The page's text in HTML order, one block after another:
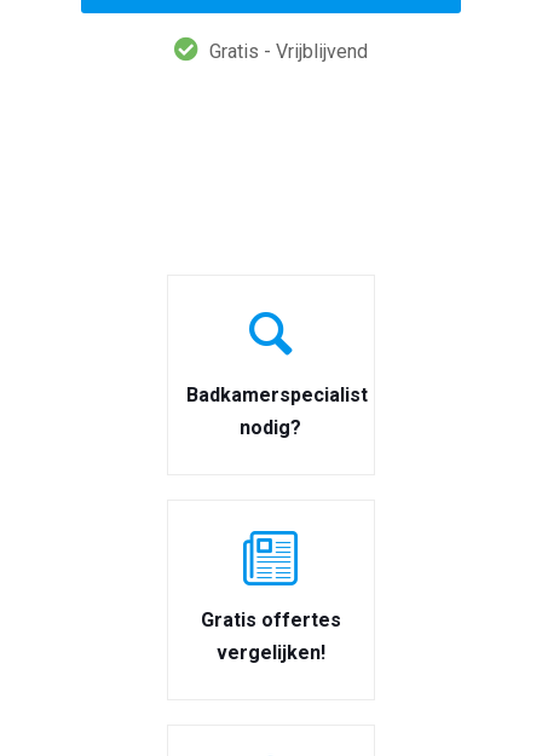
Gratis - Vrijblijvend
Badkamerspecialist
nodig?
Gratis offertes
vergelijken!